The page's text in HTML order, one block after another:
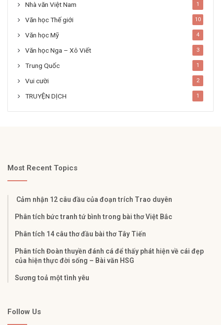
Nhà văn Việt Nam 1
Văn học Thế giới 10
Văn học Mỹ 4
Văn học Nga – Xô Viết 3
Trung Quốc 1
Vui cười 2
TRUYỆN DỊCH 1
Most Recent Topics
Cảm nhận 12 câu đầu của đoạn trích Trao duyên
Phân tích bức tranh tứ bình trong bài thơ Việt Bắc
Phân tích 14 câu thơ đầu bài thơ Tây Tiến
Phân tích Đoàn thuyền đánh cá để thấy phát hiện về cái đẹp
của hiện thực đời sống – Bài văn HSG
Sương toả một tình yêu
Follow Us